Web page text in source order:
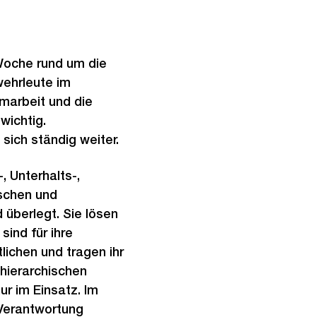
rund um die
im
und die
ständig weiter.
Unterhalts-,
und
überlegt. Sie lösen
für ihre
und tragen ihr
im Einsatz. Im